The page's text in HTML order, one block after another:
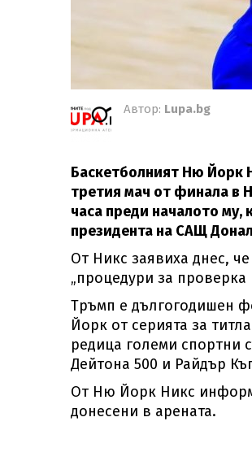
Автор: Lupa.bg
Баскетболният Ню Йорк
третия мач от финала в
часа преди началото му,
президента на САЩ
От Никс заявиха днес,
„процедури за проверка
Тръмп е дългогодишен
Йорк от серията за
редица големи спортни
Дейтона 500 и Райдър
От Ню Йорк Никс
донесени в арената.